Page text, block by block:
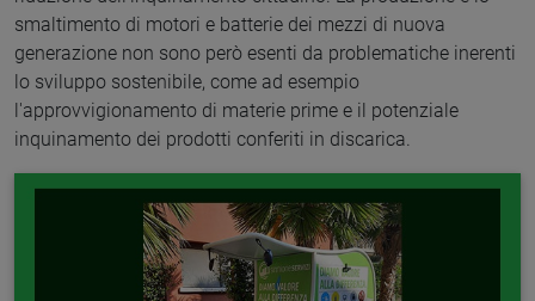
smaltimento di motori e batterie dei mezzi di nuova
generazione non sono però esenti da problematiche inerenti
lo sviluppo sostenibile, come ad esempio
l'approvvigionamento di materie prime e il potenziale
inquinamento dei prodotti conferiti in discarica.